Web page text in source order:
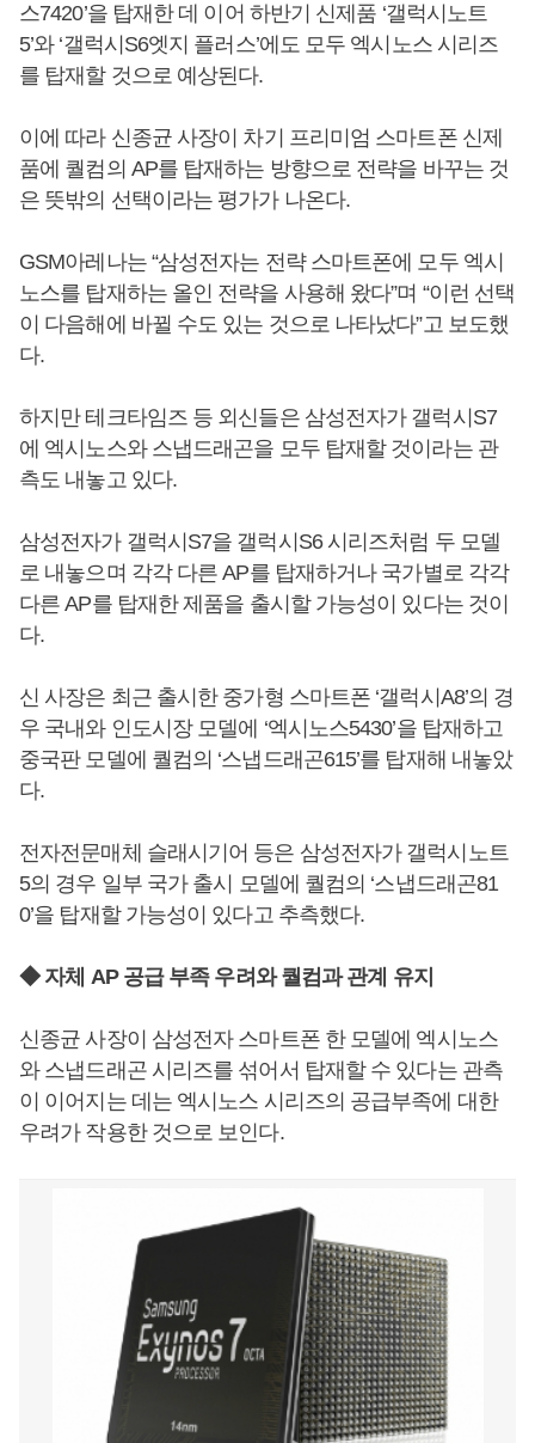
스7420’을 탑재한 데 이어 하반기 신제품 ‘갤럭시노트
5’와 ‘갤럭시S6엣지 플러스’에도 모두 엑시노스 시리즈
를 탑재할 것으로 예상된다.
이에 따라 신종균 사장이 차기 프리미엄 스마트폰 신제
품에 퀄컴의 AP를 탑재하는 방향으로 전략을 바꾸는 것
은 뜻밖의 선택이라는 평가가 나온다.
GSM아레나는 “삼성전자는 전략 스마트폰에 모두 엑시
노스를 탑재하는 올인 전략을 사용해 왔다”며 “이런 선택
이 다음해에 바뀔 수도 있는 것으로 나타났다”고 보도했
다.
하지만 테크타임즈 등 외신들은 삼성전자가 갤럭시S7
에 엑시노스와 스냅드래곤을 모두 탑재할 것이라는 관
측도 내놓고 있다.
삼성전자가 갤럭시S7을 갤럭시S6 시리즈처럼 두 모델
로 내놓으며 각각 다른 AP를 탑재하거나 국가별로 각각
다른 AP를 탑재한 제품을 출시할 가능성이 있다는 것이
다.
신 사장은 최근 출시한 중가형 스마트폰 ‘갤럭시A8’의 경
우 국내와 인도시장 모델에 ‘엑시노스5430’을 탑재하고
중국판 모델에 퀄컴의 ‘스냅드래곤615’를 탑재해 내놓았
다.
전자전문매체 슬래시기어 등은 삼성전자가 갤럭시노트
5의 경우 일부 국가 출시 모델에 퀄컴의 ‘스냅드래곤81
0’을 탑재할 가능성이 있다고 추측했다.
◆ 자체 AP 공급 부족 우려와 퀄컴과 관계 유지
신종균 사장이 삼성전자 스마트폰 한 모델에 엑시노스
와 스냅드래곤 시리즈를 섞어서 탑재할 수 있다는 관측
이 이어지는 데는 엑시노스 시리즈의 공급부족에 대한
우려가 작용한 것으로 보인다.